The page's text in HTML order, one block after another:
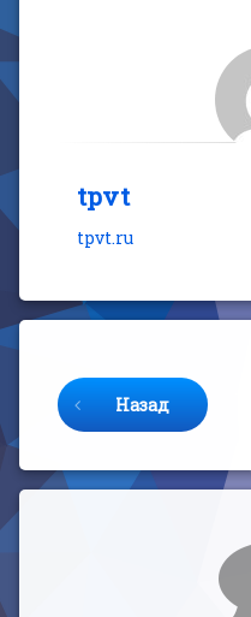
tpvt
tpvt.ru
Назад
Комментарии